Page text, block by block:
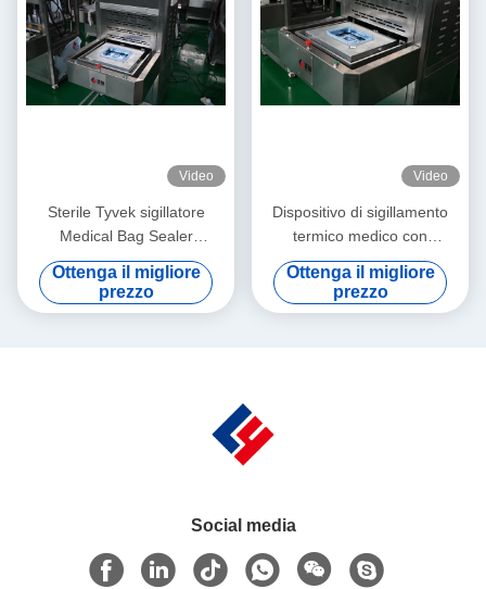
Video
Sterile Tyvek sigillatore
Medical Bag Sealer
confezionamento PETG
Ottenga il migliore
prezzo
Video
Dispositivo di sigillamento
termico medico con
sacchetto in PP 380V 50Hz
Standard GMP
Ottenga il migliore
prezzo
Social media